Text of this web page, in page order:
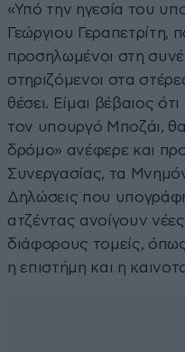
«Υπό την ηγεσία του
Γεώργιου
προσηλωμένοι στη
στηριζόμενοι στα
θέσει. Είμαι βέβαιος
τον υπουργό Μποζάι,
δρόμο» ανέφερε και
Συνεργασίας, τα
Δηλώσεις που
ατζέντας ανοίγουν
διάφορους τομείς, όπως
η επιστήμη και η